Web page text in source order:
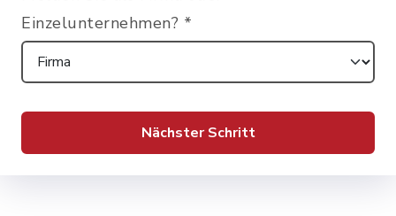
Einzelunternehmen? *
Nächster Schritt